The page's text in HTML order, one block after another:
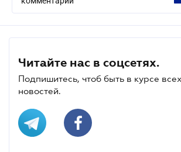
Читайте нас в соцсетях.
Подпишитесь, чтоб быть в курсе
новостей.